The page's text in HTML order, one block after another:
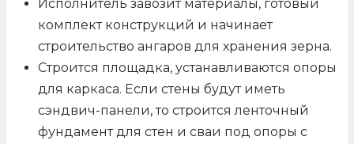
Исполнитель завозит материалы, готовый
комплект конструкций и начинает
строительство ангаров для хранения зерна.
Строится площадка, устанавливаются опоры
для каркаса. Если стены будут иметь
сэндвич-панели, то строится ленточный
фундамент для стен и сваи под опоры с